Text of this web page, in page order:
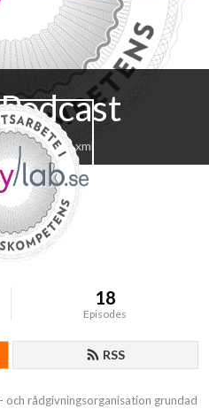
feed.xml
18
Episodes
RSS
och rådgivningsorganisation grundad